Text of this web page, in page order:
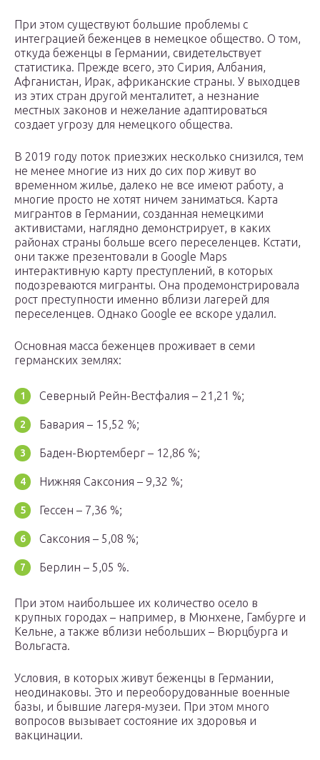
При этом существуют большие проблемы с
интеграцией беженцев в немецкое общество. О том,
откуда беженцы в Германии, свидетельствует
статистика. Прежде всего, это Сирия, Албания,
Афганистан, Ирак, африканские страны. У выходцев
из этих стран другой менталитет, а незнание
местных законов и нежелание адаптироваться
создает угрозу для немецкого общества.
В 2019 году поток приезжих несколько снизился, тем
не менее многие из них до сих пор живут во
временном жилье, далеко не все имеют работу, а
многие просто не хотят ничем заниматься. Карта
мигрантов в Германии, созданная немецкими
активистами, наглядно демонстрирует, в каких
районах страны больше всего переселенцев. Кстати,
они также презентовали в Google Maps
интерактивную карту преступлений, в которых
подозреваются мигранты. Она продемонстрировала
рост преступности именно вблизи лагерей для
переселенцев. Однако Google ее вскоре удалил.
Основная масса беженцев проживает в семи
германских землях:
Северный Рейн-Вестфалия – 21,21 %;
Бавария – 15,52 %;
Баден-Вюртемберг – 12,86 %;
Нижняя Саксония – 9,32 %;
Гессен – 7,36 %;
Саксония – 5,08 %;
Берлин – 5,05 %.
При этом наибольшее их количество осело в
крупных городах – например, в Мюнхене, Гамбурге и
Кельне, а также вблизи небольших – Вюрцбурга и
Вольгаста.
Условия, в которых живут беженцы в Германии,
неодинаковы. Это и переоборудованные военные
базы, и бывшие лагеря-музеи. При этом много
вопросов вызывает состояние их здоровья и
вакцинации.